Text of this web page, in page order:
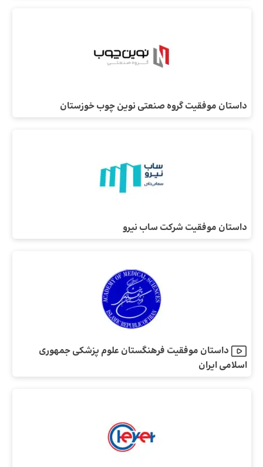
داستان موفقیت گروه صنعتی نوین چوب خوزستان
داستان موفقیت شرکت ساب نیرو
داستان موفقیت فرهنگستان علوم پزشکی جمهوری
اسلامی ایران